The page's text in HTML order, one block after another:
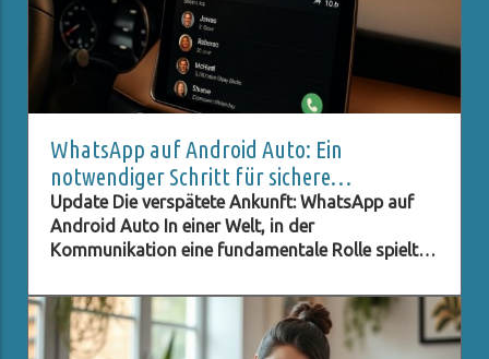
WhatsApp auf Android Auto: Ein
notwendiger Schritt für sichere
Kommunikation im Auto
Update Die verspätete Ankunft: WhatsApp auf
Android Auto In einer Welt, in der
Kommunikation eine fundamentale Rolle spielt,
WhatsApp erst nach dreijähriger Wartezeit auf
Android Auto verfügbar wird. Diese Verzögerung
stellt nicht nur technische Herausforderungen